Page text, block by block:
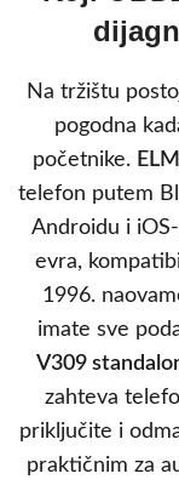
Na tržištu
pogodna
početnike.
telefon putem
Androidu i
evra,
1996.
imate sve
V309
zahteva
priključite i
praktičnim za